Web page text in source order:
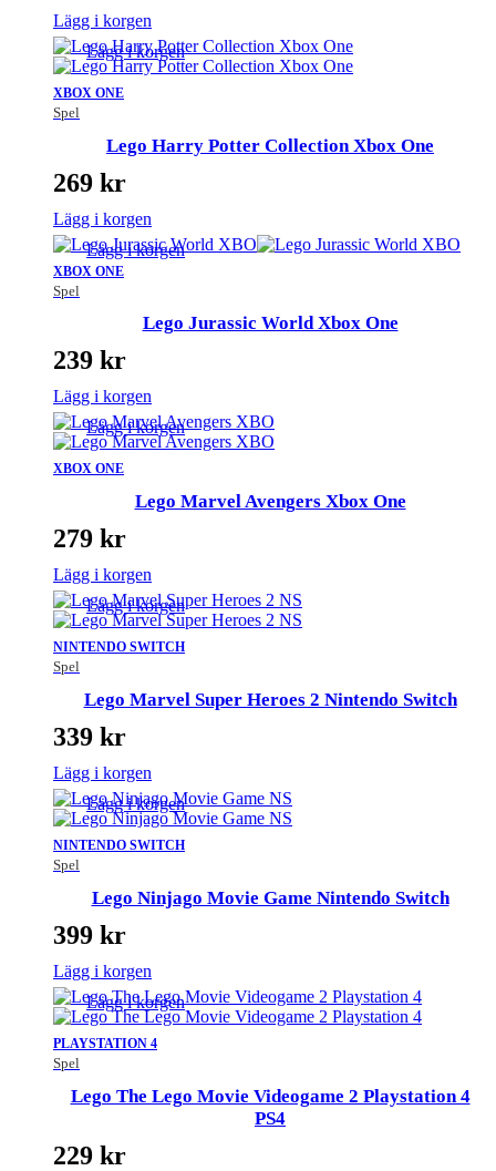
Lägg i korgen
XBOX ONE
Spel
Lägg i korgen
Lego Harry Potter Collection Xbox One
269 kr
Lägg i korgen
XBOX ONE
Spel
Lägg i korgen
Lego Jurassic World Xbox One
239 kr
Lägg i korgen
XBOX ONE
Lägg i korgen
Lego Marvel Avengers Xbox One
279 kr
Lägg i korgen
NINTENDO SWITCH
Spel
Lägg i korgen
Lego Marvel Super Heroes 2 Nintendo Switch
339 kr
Lägg i korgen
NINTENDO SWITCH
Spel
Lägg i korgen
Lego Ninjago Movie Game Nintendo Switch
399 kr
Lägg i korgen
PLAYSTATION 4
Spel
Lägg i korgen
Lego The Lego Movie Videogame 2 Playstation 4
PS4
229 kr